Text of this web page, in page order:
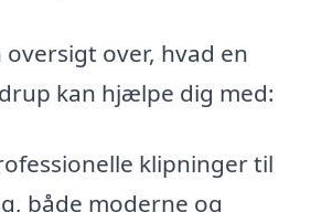
over, hvad en
kan hjælpe dig med:
klipninger til
både moderne og